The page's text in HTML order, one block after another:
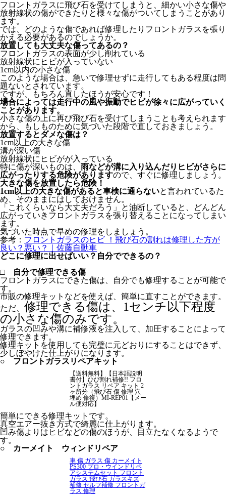
フロントガラスに飛び石を受けてしまうと、細かい小さな傷や
放射線状の傷ができたりと様々な傷がついてしまうことがあり
ます。
では、どのような傷であれば修理したりフロントガラスを張り
かえる必要があるのでしょうか。
放置しても大丈夫な傷ってあるの？
フロントガラスの表面が少し削れている
放射線状にヒビが入っていない
1cm以内の小さな傷
このような場合は、急いで修理せずに走行してもある程度は問
題ないとされています。
ですが、もちろん直したほうが安心です！
場合によっては走行中の風や振動でヒビが徐々に広がっていく
ことがあります。
小さな傷の上に再び飛び石を受けてしまうことも考えられます
から、もしものために気づいた段階で直しておきましょう。
放置するとダメな傷は？
1cm以上の大きな傷
溝が深い傷
放射線状にヒビがが入っている
特に傷が深いものは、 雨などが溝に入り込んだりヒビがさらに
広がったりする危険がありますので、すぐに修理しましょう。
大きな傷を放置したら危険！
1cm以上の大きな傷があると車検に通らないと言われているた
め、そのままにはしておけません。
「これくらいなら大丈夫だろう」と油断していると、どんどん
広がっていきフロントガラスを張り替えることになってしまい
ます。
気づいた時点で早めの修理をしましょう。
参考： フロントガラスのヒビ ！飛び石の割れは修理した方が
良い？悪い？｜佐藤自動車
どこに修理に出せばいい？自分でできるの？
□ 自分で修理できる傷
フロントガラスにできた傷は、自分でも修理することが可能で
す。
市販の修理キットなどを使えば、簡単に直すことができます。
ただ、 修理できる傷は、1センチ以下程度
の小さな傷のみです。
ガラスの凹みや溝に補修液を注入して、加圧することによって
修理できます。
修理キットを使用しても完璧に元どおりにすることはできず、
少しぼやけた仕上がりになります。
○ フロントガラスリペアキット
【送料無料】【日本語説明
書付】ひび割れ補修!! フロ
ントガラス リペア キット 2
ヶ所分（飛び石 傷 修理 穴
埋め 修復）MI-REP01【メー
ル便対応】
簡単にできる修理キットです。
真空エアー抜き方式で綺麗に仕上がります。
凹み傷よりはヒビなどの傷のほうが、目立たなくなるようで
す。
○ カーメイト ウィンドリペア
車 傷 ガラス 傷 カーメイト
PS300 プロ・ウインドリペ
アシステムセット フロント
ガラス 飛び石 ガラスキズ
補修 セルフ補修 フロントガ
ラス 修理